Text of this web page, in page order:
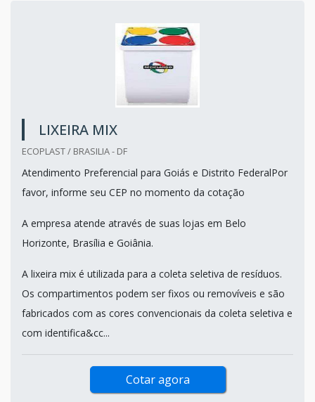
LIXEIRA MIX
ECOPLAST / BRASILIA - DF
Atendimento Preferencial para Goiás e Distrito FederalPor
favor, informe seu CEP no momento da cotação
A empresa atende através de suas lojas em Belo
Horizonte, Brasília e Goiânia.
A lixeira mix é utilizada para a coleta seletiva de resíduos.
Os compartimentos podem ser fixos ou removíveis e são
fabricados com as cores convencionais da coleta seletiva e
com identifica&cc...
Cotar agora